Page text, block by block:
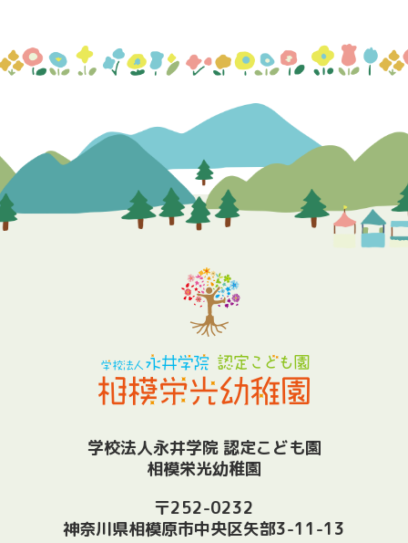
学校法人永井学院 認定こども園
相模栄光幼稚園
〒252-0232
神奈川県相模原市中央区矢部3-11-13